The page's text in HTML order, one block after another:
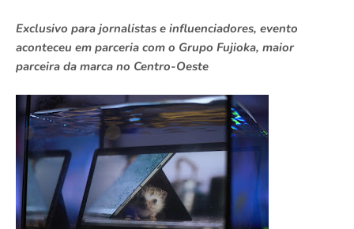
Exclusivo para jornalistas e influenciadores, evento
aconteceu em parceria com o Grupo Fujioka, maior
parceira da marca no Centro-Oeste